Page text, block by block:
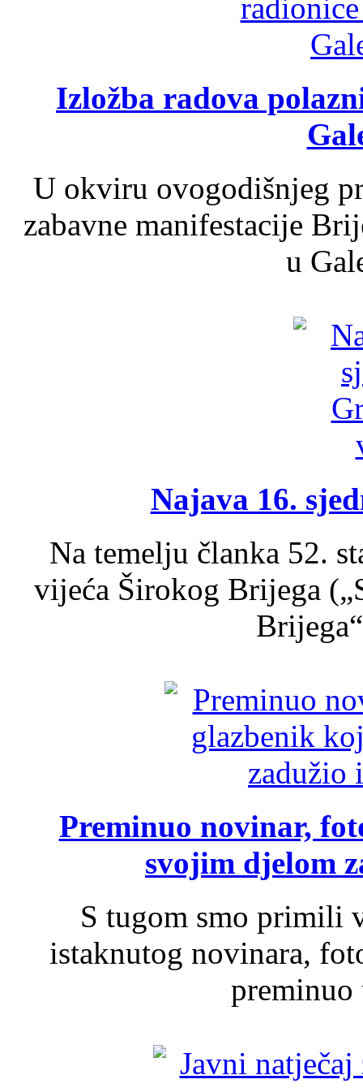
Izložba radova
U okviru ovogodišnjeg
zabavne manifestacije
u
Najava 16.
Na temelju članka 52.
vijeća Širokog Brijega
Preminuo novinar,
svojim djelom
S tugom smo primili
istaknutog novinara,